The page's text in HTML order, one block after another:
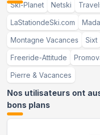
Ski-Planet Netski
LaStationdeSki.com
Montagne Vacances Sixt
Freeride-Attitude
Pierre & Vacances
Nos utilisateurs ont
bons plans